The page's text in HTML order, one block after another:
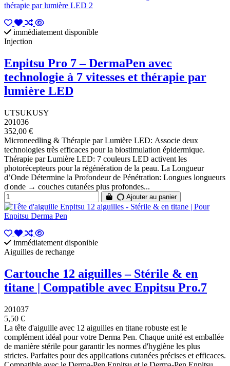
immédiatement disponible
Injection
Enpitsu Pro 7 – DermaPen avec
technologie à 7 vitesses et thérapie par
lumière LED
UTSUKUSY
201036
352,00 €
Microneedling & Thérapie par Lumière LED: Associe deux
technologies très efficaces pour la biostimulation épidermique.
Thérapie par Lumière LED: 7 couleurs LED activent les
photorécepteurs pour la régénération de la peau. La Longueur
d’Onde Détermine la Profondeur de Pénétration: Longues longueurs
d'onde → couches cutanées plus profondes...
Ajouter au panier
immédiatement disponible
Aiguilles de rechange
Cartouche 12 aiguilles – Stérile & en
titane | Compatible avec Enpitsu Pro.7
201037
5,50 €
La tête d'aiguille avec 12 aiguilles en titane robuste est le
complément idéal pour votre Derma Pen. Chaque unité est emballée
de manière stérile pour garantir les normes d'hygiène les plus
strictes. Parfaites pour des applications cutanées précises et efficaces.